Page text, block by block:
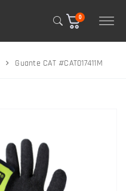
0
Guante CAT #CAT017411M